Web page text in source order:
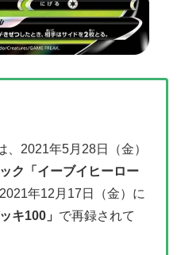
、2021年5月28日（金）
ク「イーブイヒーロー
年12月17日（金）に
キ100」 で再録されて